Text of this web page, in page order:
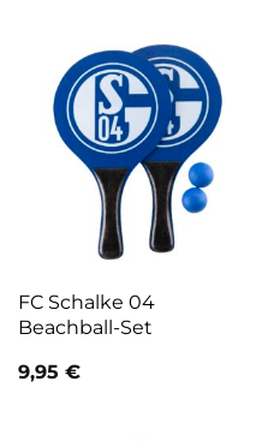
FC Schalke 04
Beachball-Set
9,95 €